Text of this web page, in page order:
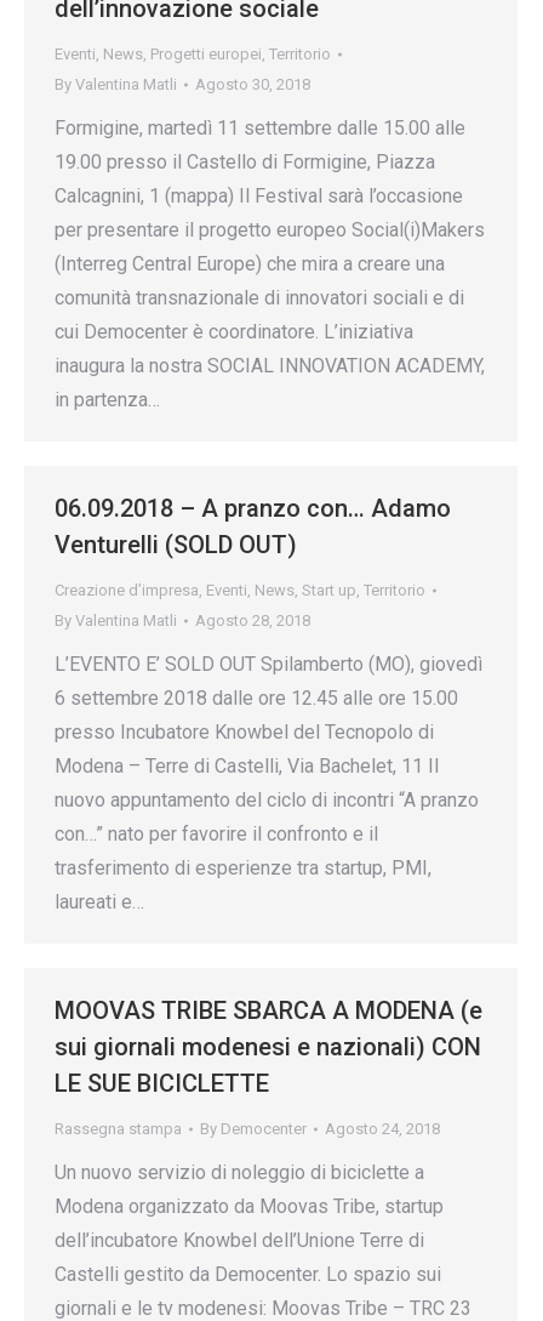
dell’innovazione sociale
Eventi, News, Progetti europei, Territorio
By Valentina Matli Agosto 30, 2018
Formigine, martedì 11 settembre dalle 15.00 alle
19.00 presso il Castello di Formigine, Piazza
Calcagnini, 1 (mappa) Il Festival sarà l’occasione
per presentare il progetto europeo Social(i)Makers
(Interreg Central Europe) che mira a creare una
comunità transnazionale di innovatori sociali e di
cui Democenter è coordinatore. L’iniziativa
inaugura la nostra SOCIAL INNOVATION ACADEMY,
in partenza…
06.09.2018 – A pranzo con… Adamo
Venturelli (SOLD OUT)
Creazione d’impresa, Eventi, News, Start up, Territorio
By Valentina Matli Agosto 28, 2018
L’EVENTO E’ SOLD OUT Spilamberto (MO), giovedì
6 settembre 2018 dalle ore 12.45 alle ore 15.00
presso Incubatore Knowbel del Tecnopolo di
Modena – Terre di Castelli, Via Bachelet, 11 Il
nuovo appuntamento del ciclo di incontri “A pranzo
con…” nato per favorire il confronto e il
trasferimento di esperienze tra startup, PMI,
laureati e…
MOOVAS TRIBE SBARCA A MODENA (e
sui giornali modenesi e nazionali) CON
LE SUE BICICLETTE
Rassegna stampa By Democenter Agosto 24, 2018
Un nuovo servizio di noleggio di biciclette a
Modena organizzato da Moovas Tribe, startup
dell’incubatore Knowbel dell’Unione Terre di
Castelli gestito da Democenter. Lo spazio sui
giornali e le tv modenesi: Moovas Tribe – TRC 23